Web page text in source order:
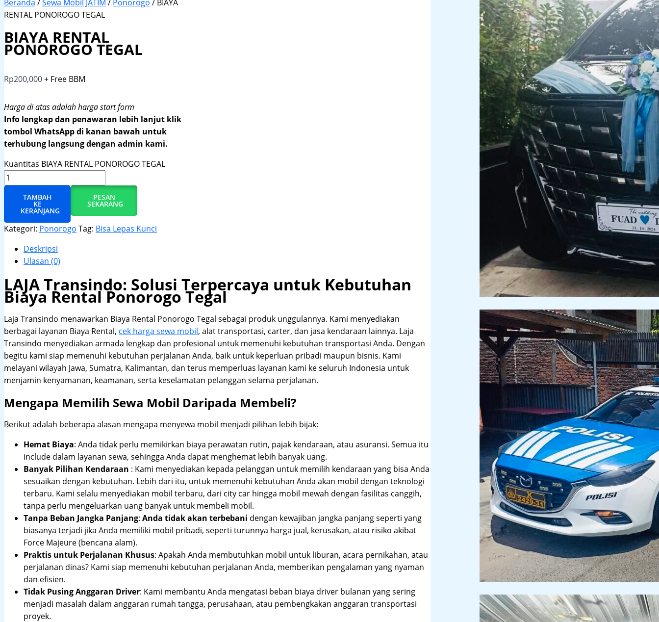
Beranda /Sewa Mobil JATIM / Ponorogo / BIAYA
RENTAL PONOROGO TEGAL
BIAYA RENTAL
PONOROGO TEGAL
Rp200,000+ Free BBM
Harga di atas adalah harga start form
Info lengkap dan penawaran lebih lanjut klik
tombol WhatsApp di kanan bawah untuk
terhubung langsung dengan admin kami.
Kuantitas BIAYA RENTAL PONOROGO TEGAL
TAMBAH
KE
KERANJANG
PESAN
SEKARANG
Kategori: Ponorogo Tag: Bisa Lepas Kunci
Deskripsi
Ulasan (0)
LAJA Transindo: Solusi Terpercaya untuk Kebutuhan
Biaya Rental Ponorogo Tegal
Laja Transindo menawarkan Biaya Rental Ponorogo Tegal sebagai produk unggulannya. Kami menyediakan
berbagai layanan Biaya Rental, cek harga sewa mobil, alat transportasi, carter, dan jasa kendaraan lainnya. Laja
Transindo menyediakan armada lengkap dan profesional untuk memenuhi kebutuhan transportasi Anda. Dengan
begitu kami siap memenuhi kebutuhan perjalanan Anda, baik untuk keperluan pribadi maupun bisnis. Kami
melayani wilayah Jawa, Sumatra, Kalimantan, dan terus memperluas layanan kami ke seluruh Indonesia untuk
menjamin kenyamanan, keamanan, serta keselamatan pelanggan selama perjalanan.
Mengapa Memilih Sewa Mobil Daripada Membeli?
Berikut adalah beberapa alasan mengapa menyewa mobil menjadi pilihan lebih bijak:
Hemat Biaya: Anda tidak perlu memikirkan biaya perawatan rutin, pajak kendaraan, atau asuransi. Semua itu
include dalam layanan sewa, sehingga Anda dapat menghemat lebih banyak uang.
Banyak Pilihan Kendaraan : Kami menyediakan kepada pelanggan untuk memilih kendaraan yang bisa Anda
sesuaikan dengan kebutuhan. Lebih dari itu, untuk memenuhi kebutuhan Anda akan mobil dengan teknologi
terbaru. Kami selalu menyediakan mobil terbaru, dari city car hingga mobil mewah dengan fasilitas canggih,
tanpa perlu mengeluarkan uang banyak untuk membeli mobil.
Tanpa Beban Jangka Panjang: Anda tidak akan terbebani dengan kewajiban jangka panjang seperti yang
biasanya terjadi jika Anda memiliki mobil pribadi, seperti turunnya harga jual, kerusakan, atau risiko akibat
Force Majeure (bencana alam).
Praktis untuk Perjalanan Khusus: Apakah Anda membutuhkan mobil untuk liburan, acara pernikahan, atau
perjalanan dinas? Kami siap memenuhi kebutuhan perjalanan Anda, memberikan pengalaman yang nyaman
dan efisien.
Tidak Pusing Anggaran Driver: Kami membantu Anda mengatasi beban biaya driver bulanan yang sering
menjadi masalah dalam anggaran rumah tangga, perusahaan, atau pembengkakan anggaran transportasi
proyek.